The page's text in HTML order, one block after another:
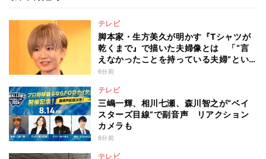
テレビ
脚本家・生方美久が明かす『Tシャツが
乾くまで』で描いた夫婦像とは 「“言
えなかったことを持っている夫婦”とい
うのは面白いかも」
6分前
テレビ
三嶋一輝、相川七瀬、森川智之が“ベイ
スターズ目線”で副音声 リアクション
カメラも
6分前
テレビ